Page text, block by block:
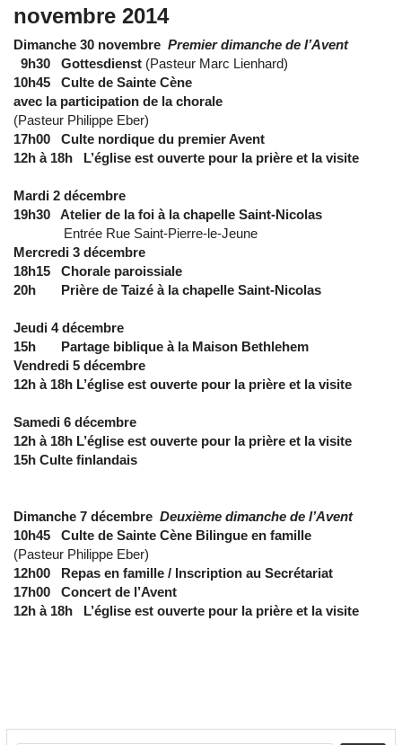
novembre 2014
Dimanche 30 novembre Premier dimanche de l’Avent
9h30 Gottesdienst (Pasteur Marc Lienhard)
10h45 Culte de Sainte Cène
avec la participation de la chorale
(Pasteur Philippe Eber)
17h00 Culte nordique du premier Avent
12h à 18h L’église est ouverte pour la prière et la visite
Mardi 2 décembre
19h30 Atelier de la foi à la chapelle Saint-Nicolas
Entrée Rue Saint-Pierre-le-Jeune
Mercredi 3 décembre
18h15 Chorale paroissiale
20h Prière de Taizé à la chapelle Saint-Nicolas
Jeudi 4 décembre
15h Partage biblique à la Maison Bethlehem
Vendredi 5 décembre
12h à 18h L’église est ouverte pour la prière et la visite
Samedi 6 décembre
12h à 18h L’église est ouverte pour la prière et la visite
15h Culte finlandais
Dimanche 7 décembre Deuxième dimanche de l’Avent
10h45 Culte de Sainte Cène Bilingue en famille
(Pasteur Philippe Eber)
12h00 Repas en famille / Inscription au Secrétariat
17h00 Concert de l’Avent
12h à 18h L’église est ouverte pour la prière et la visite